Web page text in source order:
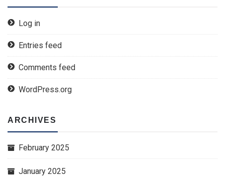
Log in
Entries feed
Comments feed
WordPress.org
ARCHIVES
February 2025
January 2025